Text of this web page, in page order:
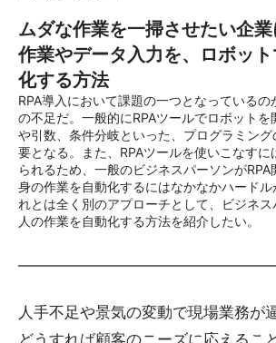
ムダな作業を一掃させたい企
作業やデータ入力を、ロボッ
化する方法
RPA導入において課題の一つとなっている
の不足だ。一般的にRPAツールでロボットを
や引数、条件分岐といった、プログラミン
要となる。また、RPAツールを使いこなすに
られるため、一般のビジネスパーソンがRPA
身の作業を自動化するにはなかなかハード
れとは全く別のアプローチとして、ビジネ
人の作業を自動化する方法を紹介したい。
人手不足や景気の変動で現場業務が
どうすれば顧客のニーズに応えるこ